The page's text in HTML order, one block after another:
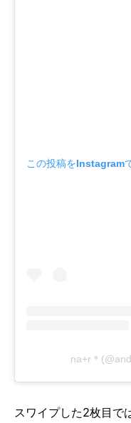
この投稿をInstagram
na+r＊
スワイプした2枚目で